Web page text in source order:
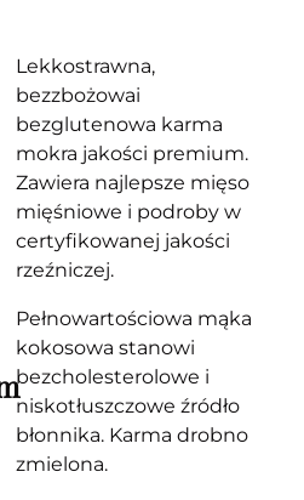
Lekkostrawna,
bezzbożowai
bezglutenowa karma
mokra jakości premium.
Zawiera najlepsze mięso
mięśniowe i podroby w
certyfikowanej jakości
rzeźniczej.
Pełnowartościowa mąka
kokosowa stanowi
bezcholesterolowe i
niskotłuszczowe źródło
błonnika. Karma drobno
zmielona.